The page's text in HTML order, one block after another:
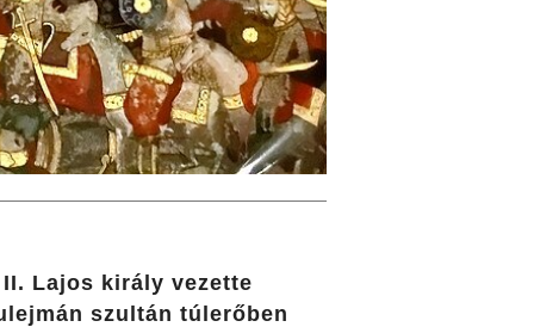
Lajos király vezette
szultán túlerőben